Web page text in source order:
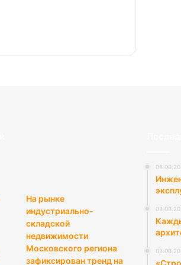
На рынке
индустриально-
складской
недвижимости
Московского региона
зафиксирован тренд на